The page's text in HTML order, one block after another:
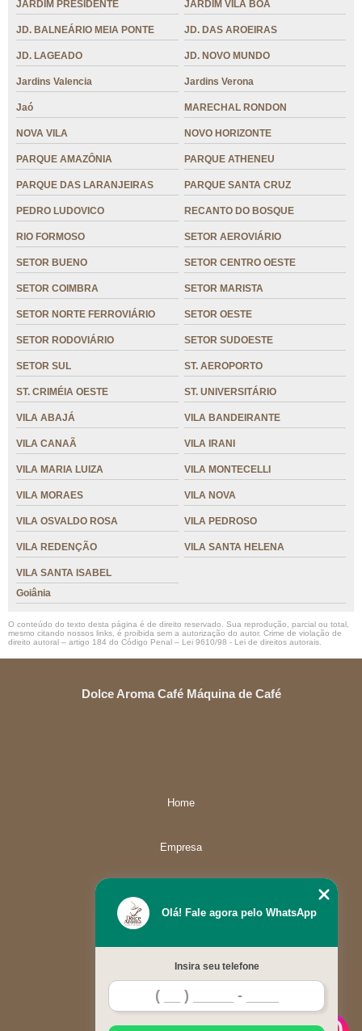
JARDIM PRESIDENTE JARDIM VILA BOA
JD. BALNEÁRIO MEIA PONTE JD. DAS AROEIRAS
JD. LAGEADO JD. NOVO MUNDO
Jardins Valencia Jardins Verona
Jaó MARECHAL RONDON
NOVA VILA NOVO HORIZONTE
PARQUE AMAZÔNIA PARQUE ATHENEU
PARQUE DAS LARANJEIRAS PARQUE SANTA CRUZ
PEDRO LUDOVICO RECANTO DO BOSQUE
RIO FORMOSO SETOR AEROVIÁRIO
SETOR BUENO SETOR CENTRO OESTE
SETOR COIMBRA SETOR MARISTA
SETOR NORTE FERROVIÁRIO SETOR OESTE
SETOR RODOVIÁRIO SETOR SUDOESTE
SETOR SUL ST. AEROPORTO
ST. CRIMÉIA OESTE ST. UNIVERSITÁRIO
VILA ABAJÁ VILA BANDEIRANTE
VILA CANAÃ VILA IRANI
VILA MARIA LUIZA VILA MONTECELLI
VILA MORAES VILA NOVA
VILA OSVALDO ROSA VILA PEDROSO
VILA REDENÇÃO VILA SANTA HELENA
VILA SANTA ISABEL
Goiânia
O conteúdo do texto desta página é de direito reservado. Sua reprodução, parcial ou total,
mesmo citando nossos links, é proibida sem a autorização do autor. Crime de violação de
direito autoral – artigo 184 do Código Penal – Lei 9610/98 - Lei de direitos autorais
Dolce Aroma Café Máquina de Café
Home
Empresa
Contato
Mapa do site
Olá! Fale agora pelo WhatsApp
Insira seu telefone